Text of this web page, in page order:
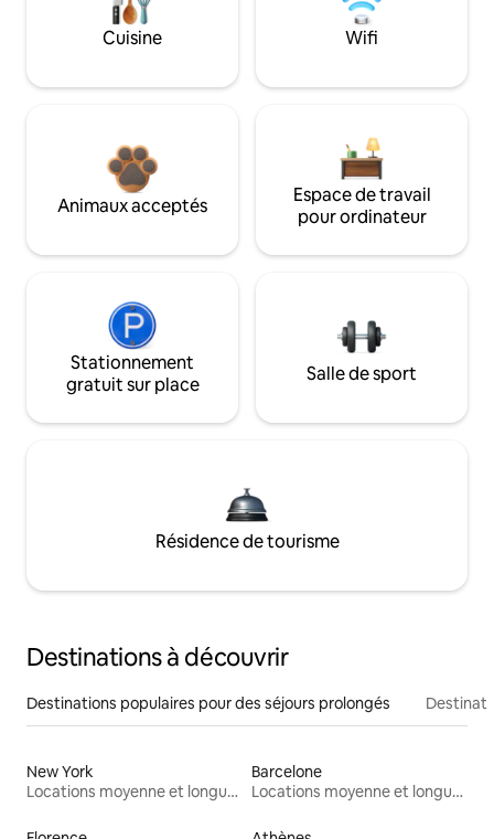
Cuisine Wifi
Animaux acceptés
Espace de travail
pour ordinateur
Stationnement
gratuit sur place
Salle de sport
Résidence de tourisme
Destinations à découvrir
Destinations populaires pour des séjours prolongés
New York
Locations moyenne et longue durée
Barcelone
Locations moyenne et longue durée